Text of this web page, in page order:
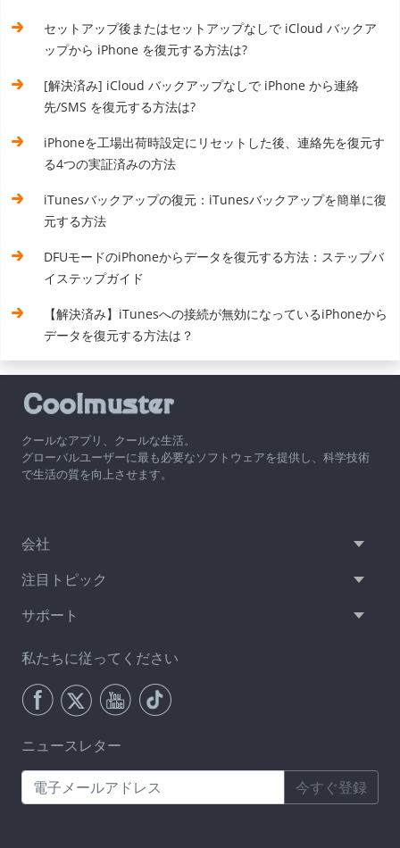
セットアップ後またはセットアップなしで iCloud バックア
ップから iPhone を復元する方法は?
[解決済み] iCloud バックアップなしで iPhone から連絡
先/SMS を復元する方法は?
iPhoneを工場出荷時設定にリセットした後、連絡先を復元す
る4つの実証済みの方法
iTunesバックアップの復元：iTunesバックアップを簡単に復
元する方法
DFUモードのiPhoneからデータを復元する方法：ステップバ
イステップガイド
【解決済み】iTunesへの接続が無効になっているiPhoneから
データを復元する方法は？
クールなアプリ、クールな生活。
グローバルユーザーに最も必要なソフトウェアを提供し、科学技術
で生活の質を向上させます。
会社
注目トピック
サポート
私たちに従ってください
ニュースレター
今すぐ登録